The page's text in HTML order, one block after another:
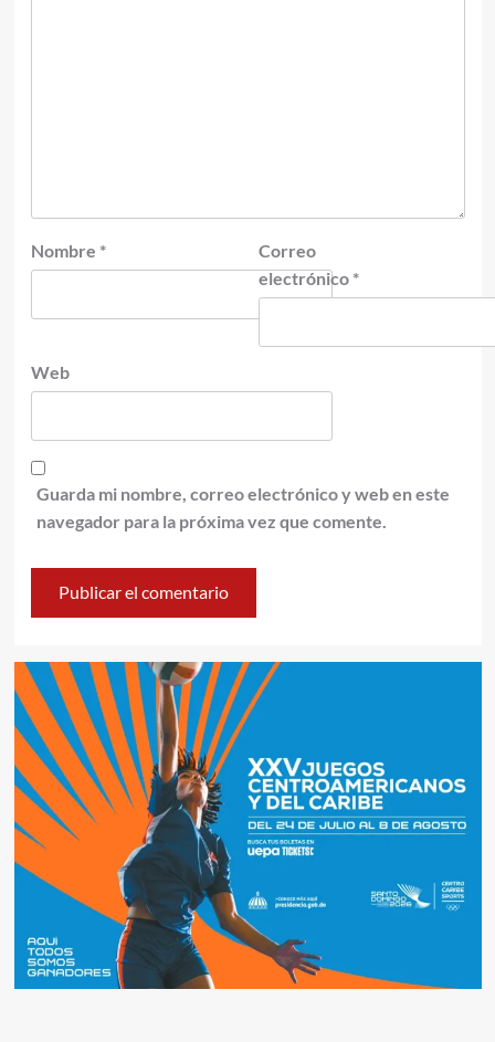
Nombre *
Correo
electrónico *
Web
Guarda mi nombre, correo electrónico y web en este
navegador para la próxima vez que comente.